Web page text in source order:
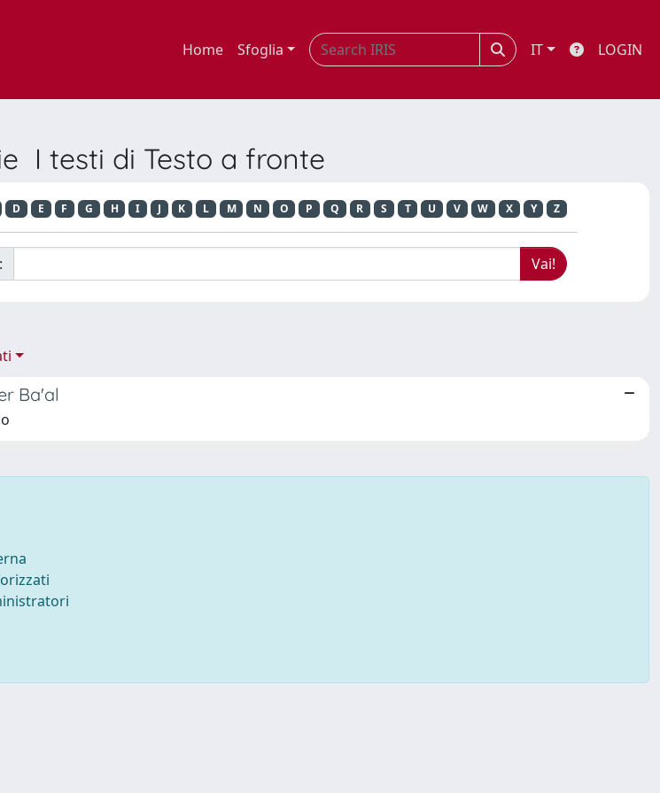
Home Sfoglia IT LOGIN
I testi di Testo a fronte
D E F G H I J K L M N O P Q R S T U V W X Y Z
Ba'al